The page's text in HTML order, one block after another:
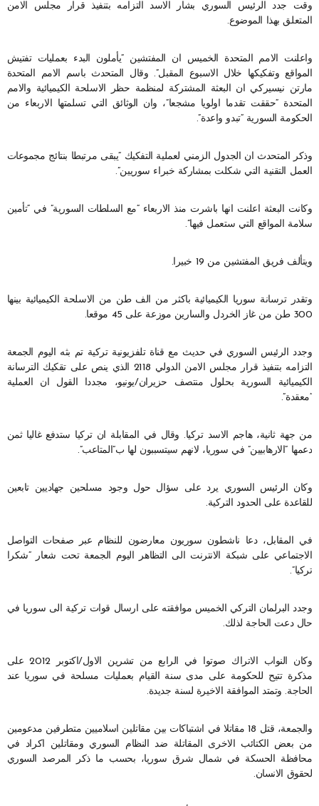
وقت جدد الرئيس السوري بشار الاسد التزامه بتنفيذ قرار مجلس الامن
المتعلق بهذا الموضوع.
واعلنت الامم المتحدة الخميس ان المفتشين “يأملون البدء بعمليات تفتيش
المواقع وتفكيكها خلال الاسبوع المقبل”. وقال المتحدث باسم الامم المتحدة
مارتن نيسيركي ان البعثة المشتركة لمنظمة حظر الاسلحة الكيميائية والامم
المتحدة “حققت تقدما اولويا مشجعا”، وان الوثائق التي تسلمتها الاربعاء من
الحكومة السورية “تبدو واعدة”.
وذكر المتحدث ان الجدول الزمني لعملية التفكيك “يبقى مرتبطا بنتائج مجموعات
العمل التقنية التي شكلت بمشاركة خبراء سوريين”.
وكانت البعثة اعلنت انها باشرت منذ الاربعاء “مع السلطات السورية” في “تأمين
سلامة المواقع التي ستعمل فيها”.
ويتألف فريق المفتشين من 19 خبيرا.
وتقدر ترسانة سوريا الكيميائية باكثر من الف طن من الاسلحة الكيميائية بينها
300 طن من غاز الخردل والسارين موزعة على 45 موقعا.
وجدد الرئيس السوري في حديث مع قناة تلفزيونية تركية تم بثه اليوم الجمعة
التزامه بتنفيذ قرار مجلس الامن الدولي 2118 الذي ينص على تقكيك الترسانة
الكيميائية السورية بحلول منتصف حزيران/يونيو، مجددا القول ان العملية
“معقدة”.
من جهة ثانية، هاجم الاسد تركيا. وقال في المقابلة ان تركيا ستدفع غاليا ثمن
دعمها “الارهابيين” في سوريا، لانهم سيتسببون لها ب”المتاعب”.
وكان الرئيس السوري يرد على سؤال حول وجود مسلحين جهاديين تابعين
للقاعدة على الحدود التركية.
في المقابل، دعا ناشطون سوريون معارضون للنظام عبر صفحات التواصل
الاجتماعي على شبكة الانترنت الى التظاهر اليوم الجمعة تحت شعار “شكرا
تركيا”.
وجدد البرلمان التركي الخميس موافقته على ارسال قوات تركية الى سوريا في
حال دعت الحاجة لذلك.
وكان النواب الاتراك صوتوا في الرابع من تشرين الاول/اكتوبر 2012 على
مذكرة تتيح للحكومة على مدى سنة القيام بعمليات مسلحة في سوريا عند
الحاجة. وتمتد الموافقة الاخيرة لسنة جديدة.
والجمعة، قتل 18 مقاتلا في اشتباكات بين مقاتلين اسلاميين متطرفين مدعومين
من بعض الكتائب الاخرى المقاتلة ضد النظام السوري ومقاتلين اكراد في
محافظة الحسكة في شمال شرق سوريا، بحسب ما ذكر المرصد السوري
لحقوق الانسان.